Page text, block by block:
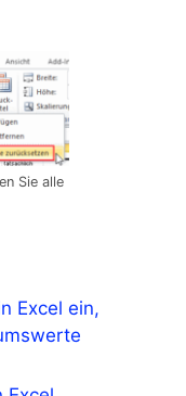
Sie alle
Excel ein,